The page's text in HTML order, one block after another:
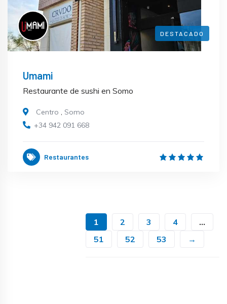
DESTACADO
Umami
Restaurante de sushi en Somo
Centro , Somo
+34 942 091 668
Restaurantes
1 2 3 4
...
51
52 53 →